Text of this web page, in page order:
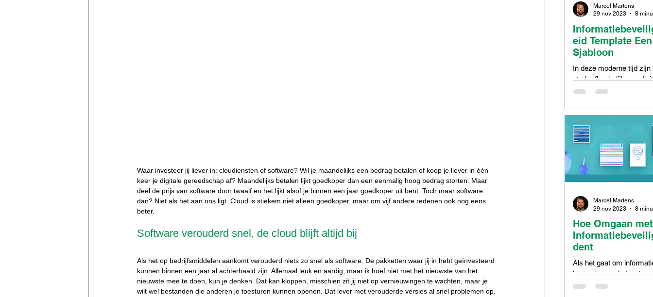
Waar investeer jij liever in: cloudiensten of software? Wil je maandelijks een bedrag betalen of koop je liever in één
keer je digitale gereedschap af? Maandelijks betalen lijkt goedkoper dan een eenmalig hoog bedrag storten. Maar
deel de prijs van software door twaalf en het lijkt alsof je binnen een jaar goedkoper uit bent. Toch maar software
dan? Niet als het aan ons ligt. Cloud is stiekem niet alleen goedkoper, maar om vijf andere redenen ook nog eens
beter.
Software verouderd snel, de cloud blijft altijd bij
Als het op bedrijfsmiddelen aankomt verouderd niets zo snel als software. De pakketten waar jij in hebt geïnvesteerd
kunnen binnen een jaar al achterhaald zijn. Allemaal leuk en aardig, maar ik hoef niet met het nieuwste van het
nieuwste mee te doen, kun je denken. Dat kan kloppen, misschien zit jij niet op vernieuwingen te wachten, maar je
wilt wel bestanden die anderen je toesturen kunnen openen. Dat lever met verouderde versies al snel problemen op.
eid Template
Sjabloon
In deze moderne tijd zijn
sterk afhankelijk van
technologieën om hun
enorme...
Marcel Martens
29 nov 2023
Hoe Omgaan
dent
Als het gaat om
is voorkomen beter dan
Maar zelfs met de beste
Marcel Martens
29 nov 2023